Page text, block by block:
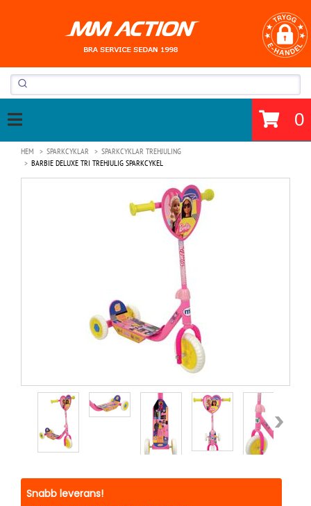
0
HEM SPARKCYKLAR
SPARKCYKLAR TREHJULING
BARBIE DELUXE TRI TREHJULIG SPARKCYKEL
Snabb leverans!